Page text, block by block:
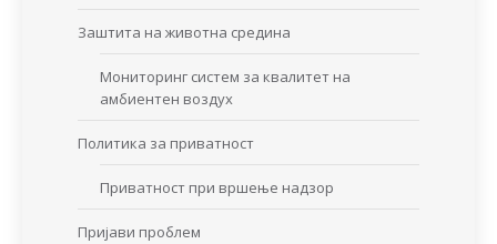
Заштита на животна средина
Мониторинг систем за квалитет на
амбиентен воздух
Политика за приватност
Приватност при вршење надзор
Пријави проблем